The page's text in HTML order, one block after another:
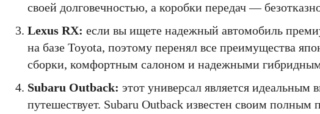
своей долговечностью, а коробки передач —
Lexus RX: если вы ищете надежный автомобиль
на базе Toyota, поэтому перенял все преимущества
сборки, комфортным салоном и надежными
Subaru Outback: этот универсал является идеальным
путешествует. Subaru Outback известен своим